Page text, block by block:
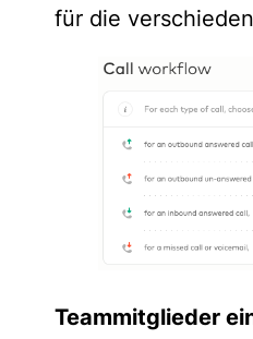
für die
Teammitglieder